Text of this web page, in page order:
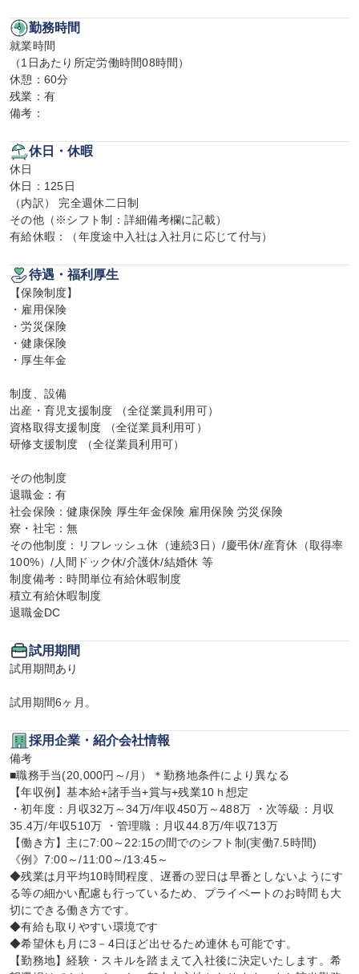
勤務時間
就業時間
（1日あたり所定労働時間08時間）
休憩：60分
残業：有
備考：
休日・休暇
休日
休日：125日
（内訳） 完全週休二日制
その他（※シフト制：詳細備考欄に記載）
有給休暇：（年度途中入社は入社月に応じて付与）
待遇・福利厚生
【保険制度】
・雇用保険
・労災保険
・健康保険
・厚生年金
制度、設備
出産・育児支援制度 （全従業員利用可）
資格取得支援制度 （全従業員利用可）
研修支援制度 （全従業員利用可）
その他制度
退職金：有
社会保険：健康保険 厚生年金保険 雇用保険 労災保険
寮・社宅：無
その他制度：リフレッシュ休（連続3日）/慶弔休/産育休（取得率
100%）/人間ドック休/介護休/結婚休 等
制度備考：時間単位有給休暇制度
積立有給休暇制度
退職金DC
試用期間
試用期間あり
試用期間6ヶ月。
採用企業・紹介会社情報
備考
■職務手当(20,000円～/月）＊勤務地条件により異なる
【年収例】基本給+諸手当+賞与+残業10ｈ想定
・初年度：月収32万～34万/年収450万～488万 ・次等級：月収
35.4万/年収510万 ・管理職：月収44.8万/年収713万
【働き方】主に7:00～22:15の間でのシフト制(実働7.5時間)
《例》7:00～/11:00～/13:45～
◆残業は月平均10時間程度、遅番の翌日は早番としないようにす
る等の細かい配慮も行っているため、プライベートのお時間も大
切にできる働き方です。
◆有給も取りやすい環境です
◆希望休も月に3－4日ほど出せるため連休も可能です。
【勤務地】経験・スキルを踏まえて入社後に決定いたします。希